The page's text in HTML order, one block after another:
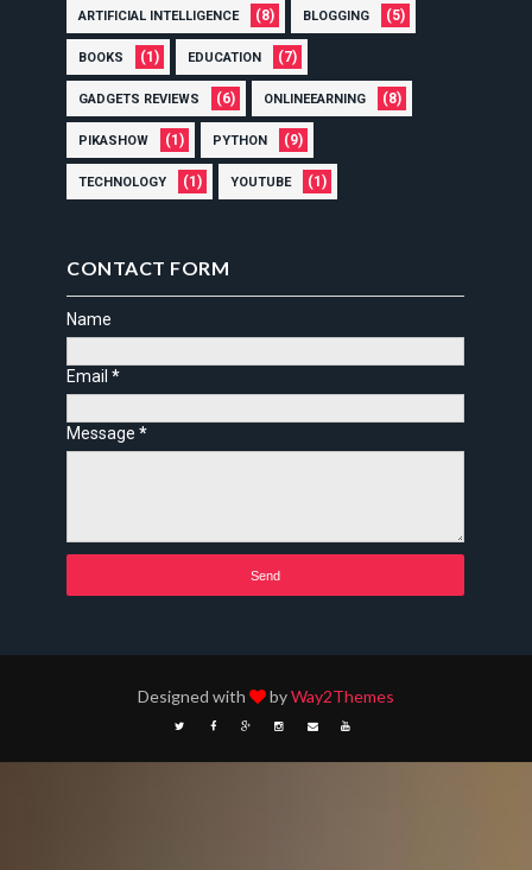
ARTIFICIAL INTELLIGENCE (8) BLOGGING (5)
BOOKS (1) EDUCATION (7)
GADGETS REVIEWS (6) ONLINEEARNING (8)
PIKASHOW (1) PYTHON (9)
TECHNOLOGY (1) YOUTUBE (1)
CONTACT FORM
Name
Email*
Message*
Designed with byWay2Themes